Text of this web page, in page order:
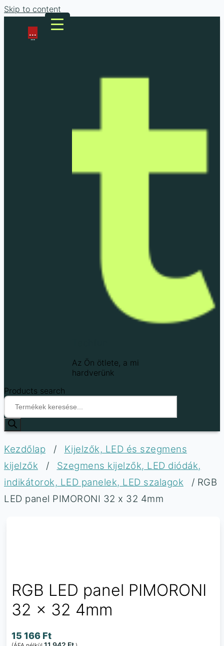
Skip to content
Az Ön ötlete, a mi
hardverünk
Products search
...
...
Kezdőlap /
Kijelzők, LED és szegmens
kijelzők
/
Szegmens kijelzők, LED diódák,
indikátorok, LED panelek, LED szalagok
/ RGB
LED panel PIMORONI 32 x 32 4mm
RGB LED panel PIMORONI
32 x 32 4mm
15 166 Ft